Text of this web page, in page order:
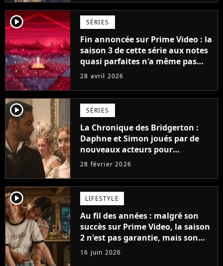
player2 SÉRIES
Fin annoncée sur Prime Video : la
saison 3 de cette série aux notes
quasi parfaites n'a même pas
encore été diffusée, mais elle se
28 avril 2026
player2 SÉRIES
La Chronique des Bridgerton :
Daphne et Simon joués par de
nouveaux acteurs pour
remplacer Phoebe Dynevor et
28 février 2026
player2 LIFESTYLE
Au fil des années : malgré son
succès sur Prime Video, la saison
2 n'est pas garantie, mais son
créateur est optimiste : "Je vois
cinq saisons"
16 juin 2026